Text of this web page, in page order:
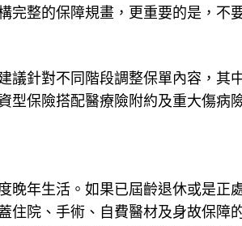
完整的保障規畫，更重要的是，不
議針對不同階段調整保單內容，其
型保險搭配醫療險附約及重大傷病
晚年生活。如果已屆齡退休或是正
住院、手術、自費醫材及身故保障